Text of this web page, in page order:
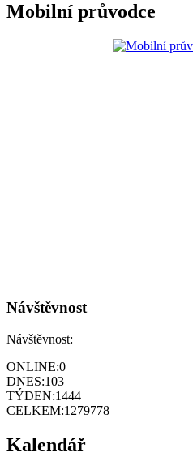
Mobilní průvodce
Návštěvnost
Návštěvnost:
ONLINE:0
DNES:103
TÝDEN:1444
CELKEM:1279778
Kalendář